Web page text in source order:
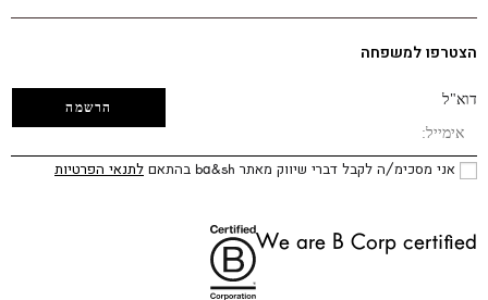
הצטרפו למשפחה
דוא"ל
אני מסכימ/ה לקבל דברי שיווק מאתר ba&sh בהתאם לתנאי הפרטיות
We are B Corp certified